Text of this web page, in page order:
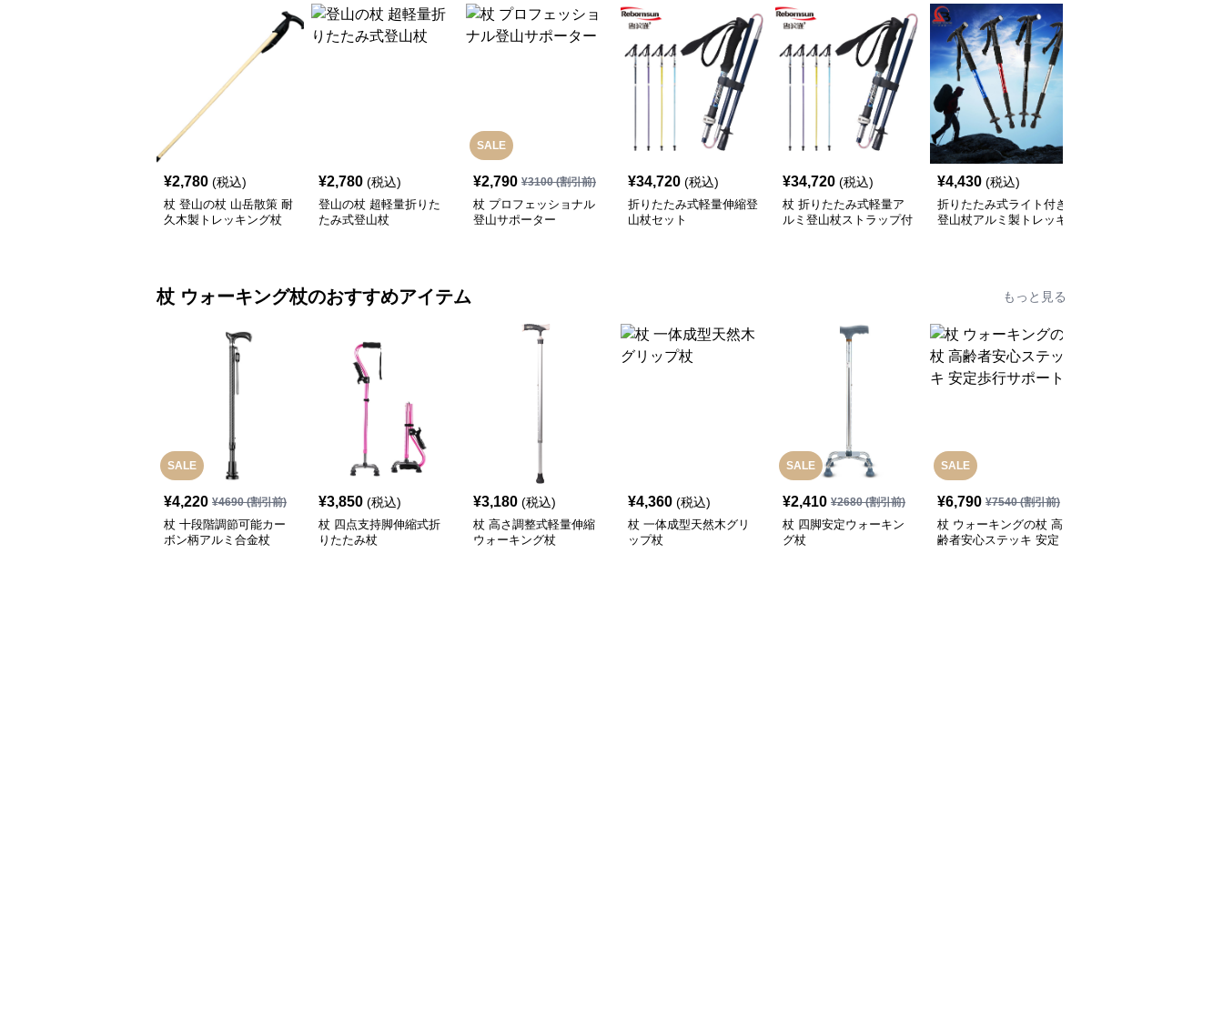
¥2,780 (税込)
杖 登山の杖 山岳散策 耐
久木製トレッキング杖
¥2,780 (税込)
登山の杖 超軽量折りた
たみ式登山杖
SALE
¥2,790 ¥3100(割引前)
杖 プロフェッショナル
登山サポーター
¥34,720 (税込)
折りたたみ式軽量伸縮登
山杖セット
¥34,720 (税込)
杖 折りたたみ式軽量ア
ルミ登山杖ストラップ付
¥4,430 (税込)
折りたたみ式ライト付き
登山杖アルミ製トレッキ
杖 ウォーキング杖のおすすめアイテム もっと見る
SALE
¥4,220 ¥4690(割引前)
杖 十段階調節可能カー
ボン柄アルミ合金杖
¥3,850 (税込)
杖 四点支持脚伸縮式折
りたたみ杖
¥3,180 (税込)
杖 高さ調整式軽量伸縮
ウォーキング杖
¥4,360 (税込)
杖 一体成型天然木グリ
ップ杖
SALE
¥2,410 ¥2680(割引前)
杖 四脚安定ウォーキン
グ杖
SALE
¥6,790 ¥7540(割引前)
杖 ウォーキングの杖 高
齢者安心ステッキ 安定